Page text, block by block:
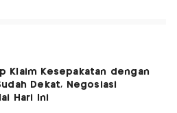
Klaim Kesepakatan dengan
Dekat, Negosiasi
Hari Ini